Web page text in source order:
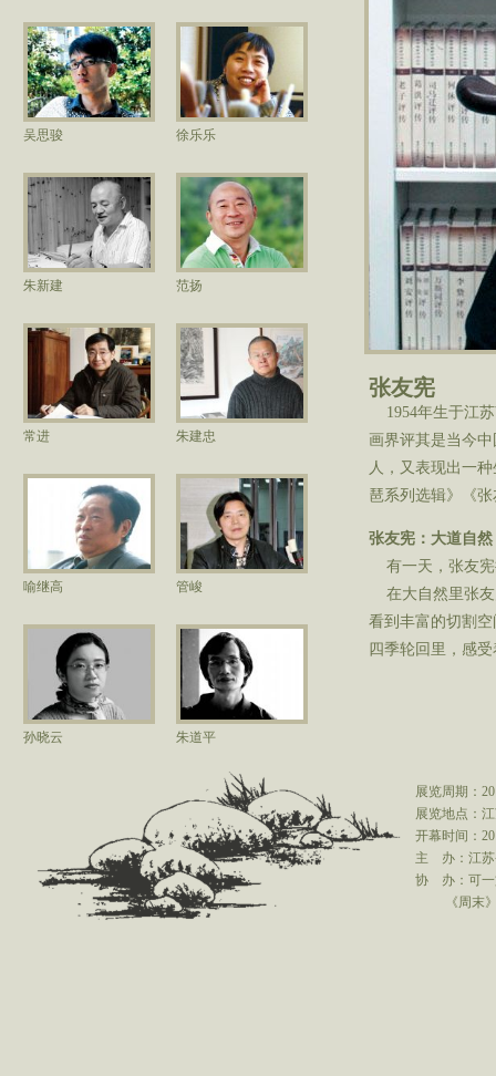
吴思骏 徐乐乐
朱新建 范扬
常进 朱建忠
喻继高 管峻
孙晓云 朱道平
张友宪
1954年生于江苏
画界评其是当今
人，又表现出一
琶系列选辑》《
张友宪：大道自然
有一天，张友宪
在大自然里张友
看到丰富的切割
四季轮回里，感
展览周期：
展览地点：
开幕时间：
主 办：江苏
协 办：可一
《周末》